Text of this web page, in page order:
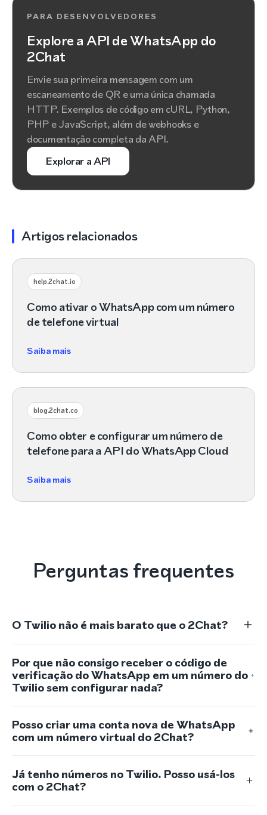
PARA DESENVOLVEDORES
Explore a API de WhatsApp do
2Chat
Envie sua primeira mensagem com um
escaneamento de QR e uma única chamada
HTTP. Exemplos de código em cURL, Python,
PHP e JavaScript, além de webhooks e
documentação completa da API.
Explorar a API
Artigos relacionados
help.2chat.io
Como ativar o WhatsApp com um número
de telefone virtual
Saiba mais
blog.2chat.co
Como obter e configurar um número de
telefone para a API do WhatsApp Cloud
Saiba mais
Perguntas frequentes
O Twilio não é mais barato que o 2Chat?
Por que não consigo receber o código de
verificação do WhatsApp em um número do
Twilio sem configurar nada?
Posso criar uma conta nova de WhatsApp
com um número virtual do 2Chat?
Já tenho números no Twilio. Posso usá-los
com o 2Chat?